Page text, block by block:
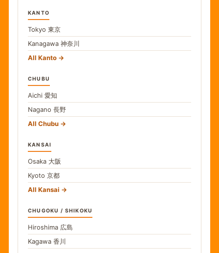
KANTO
Tokyo 東京
Kanagawa 神奈川
All Kanto
CHUBU
Aichi 愛知
Nagano 長野
All Chubu
KANSAI
Osaka 大阪
Kyoto 京都
All Kansai
CHUGOKU / SHIKOKU
Hiroshima 広島
Kagawa 香川